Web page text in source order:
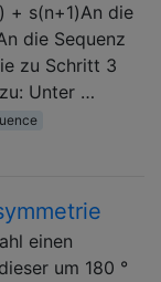
+ s(n+1)An die
die Sequenz
zu Schritt 3
Unter …
einen
um 180 °